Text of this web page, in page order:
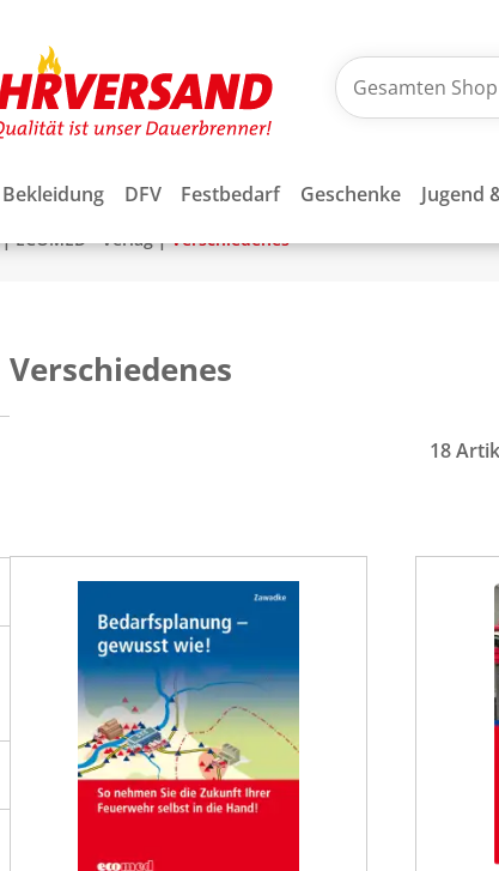
Bekleidung DFV Festbedarf Geschenke Jugend
|ECOMED - Verlag|Verschiedenes
Verschiedenes
18